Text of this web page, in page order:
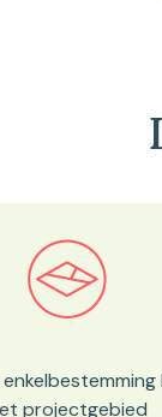
in onze
projectgebied